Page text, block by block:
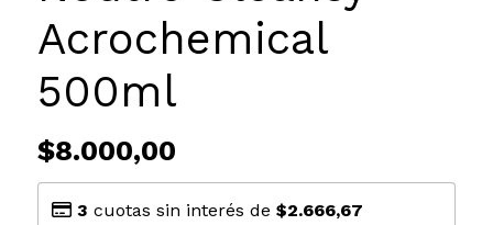
Acrochemical
500ml
$8.000,00
3 cuotas sin interés de $2.666,67